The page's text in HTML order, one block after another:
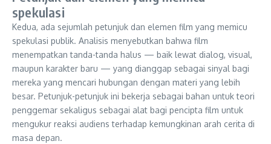
spekulasi
Kedua, ada sejumlah petunjuk dan elemen film yang memicu
spekulasi publik. Analisis menyebutkan bahwa film
menempatkan tanda-tanda halus — baik lewat dialog, visual,
maupun karakter baru — yang dianggap sebagai sinyal bagi
mereka yang mencari hubungan dengan materi yang lebih
besar. Petunjuk-petunjuk ini bekerja sebagai bahan untuk teori
penggemar sekaligus sebagai alat bagi pencipta film untuk
mengukur reaksi audiens terhadap kemungkinan arah cerita di
masa depan.